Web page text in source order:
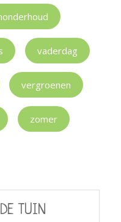
vaderdag
vergroenen
zomer
TUIN